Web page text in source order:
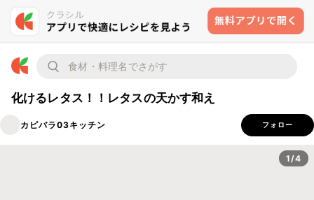
化けるレタス！！レタスの天かす和え
カピバラ03キッチン フォロー
1/4